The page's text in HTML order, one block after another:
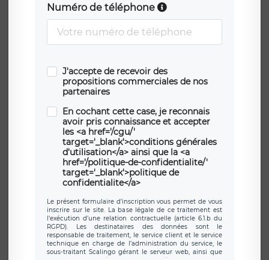
Numéro de téléphone
J'accepte de recevoir des
propositions commerciales de nos
partenaires
En cochant cette case, je reconnais
avoir pris connaissance et accepter
les <a href='/cgu/'
target='_blank'>conditions générales
d'utilisation</a> ainsi que la <a
href='/politique-de-confidentialite/'
target='_blank'>politique de
confidentialite</a>
Le présent formulaire d’inscription vous permet de vous
inscrire sur le site. La base légale de ce traitement est
l’exécution d’une relation contractuelle (article 6.1.b du
RGPD). Les destinataires des données sont le
responsable de traitement, le service client et le service
technique en charge de l’administration du service, le
sous-traitant Scalingo gérant le serveur web, ainsi que